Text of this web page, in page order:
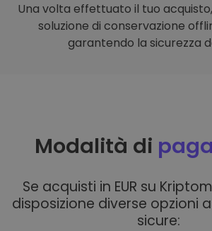
Una volta effettuato il tuo
soluzione di conservazione
garantendo la sicurezza
Modalità di
Se acquisti in EUR su
disposizione diverse opzioni
sicure: